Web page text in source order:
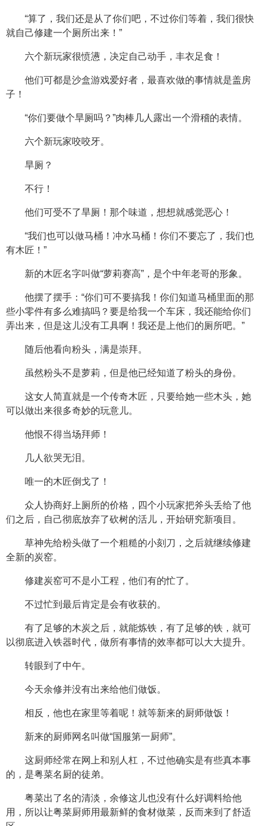
“算了，我们还是从了你们吧，不过你们等着，我们很快
就自己修建一个厕所出来！”
六个新玩家很愤懑，决定自己动手，丰衣足食！
他们可都是沙盒游戏爱好者，最喜欢做的事情就是盖房
子！
“你们要做个旱厕吗？”肉棒几人露出一个滑稽的表情。
六个新玩家咬咬牙。
旱厕？
不行！
他们可受不了旱厕！那个味道，想想就感觉恶心！
“我们也可以做马桶！冲水马桶！你们不要忘了，我们也
有木匠！”
新的木匠名字叫做“萝莉赛高”，是个中年老哥的形象。
他摆了摆手：“你们可不要搞我！你们知道马桶里面的那
些小零件有多么难搞吗？要是给我一个车床，我还能给你们
弄出来，但是这儿没有工具啊！我还是上他们的厕所吧。”
随后他看向粉头，满是崇拜。
虽然粉头不是萝莉，但是他已经知道了粉头的身份。
这女人简直就是一个传奇木匠，只要给她一些木头，她
可以做出来很多奇妙的玩意儿。
他恨不得当场拜师！
几人欲哭无泪。
唯一的木匠倒戈了！
众人协商好上厕所的价格，四个小玩家把斧头丢给了他
们之后，自己彻底放弃了砍树的活儿，开始研究新项目。
草神先给粉头做了一个粗糙的小刻刀，之后就继续修建
全新的炭窑。
修建炭窑可不是小工程，他们有的忙了。
不过忙到最后肯定是会有收获的。
有了足够的木炭之后，就能炼铁，有了足够的铁，就可
以彻底进入铁器时代，做所有事情的效率都可以大大提升。
转眼到了中午。
今天余修并没有出来给他们做饭。
相反，他也在家里等着呢！就等新来的厨师做饭！
新来的厨师网名叫做“国服第一厨师”。
这厨师经常在网上和别人杠，不过他确实是有些真本事
的，是粤菜名厨的徒弟。
粤菜出了名的清淡，余修这儿也没有什么好调料给他
用，所以让粤菜厨师用最新鲜的食材做菜，反而来到了舒适